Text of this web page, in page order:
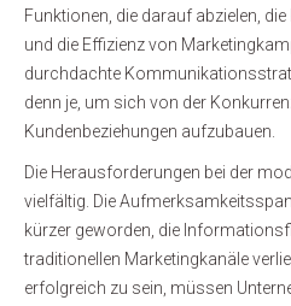
Funktionen, die darauf abzielen,
und die Effizienz von
durchdachte
denn je, um sich von der
Kundenbeziehungen aufzubauen.
Die Herausforderungen bei der
vielfältig. Die
kürzer geworden, die
traditionellen Marketingkanäle
erfolgreich zu sein, müssen